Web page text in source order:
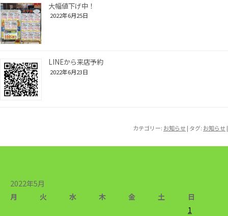
大幅値下げ中！
2022年6月25日
LINEから来店予約
2022年6月23日
カテゴリー: お知らせ | タグ: お知らせ |
2022年5月
月
火 水 木 金 土
日
1